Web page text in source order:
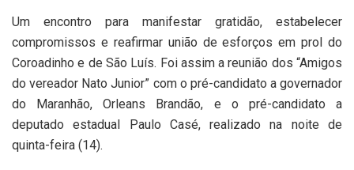
Um encontro para manifestar gratidão, estabelecer
compromissos e reafirmar união de esforços em prol do
Coroadinho e de São Luís. Foi assim a reunião dos “Amigos
do vereador Nato Junior” com o pré-candidato a governador
do Maranhão, Orleans Brandão, e o pré-candidato a
deputado estadual Paulo Casé, realizado na noite de
quinta-feira (14).